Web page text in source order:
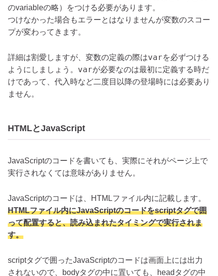
のvariableの略）をつける必要があります。
つけなかった場合もエラーとはなりませんが変数のスコー
プが変わってきます。
詳細は割愛しますが、変数の定義の際はvarを必ずつける
ようにしましょう。 varが必要なのは最初に定義する時だ
けであって、代入時など二度目以降の登場時には必要あり
ません。
HTMLとJavaScript
JavaScriptのコードを書いても、実際にそれがページ上で
実行されなくては意味がありません。
JavaScriptのコードは、HTMLファイル内に記載します。
HTMLファイル内にJavaScriptのコードをscriptタグで囲
って配置すると、読み込まれたタイミングで実行されま
す。
scriptタグで囲ったJavaScriptのコードは画面上には出力
されないので、bodyタグの中に置いても、headタグの中